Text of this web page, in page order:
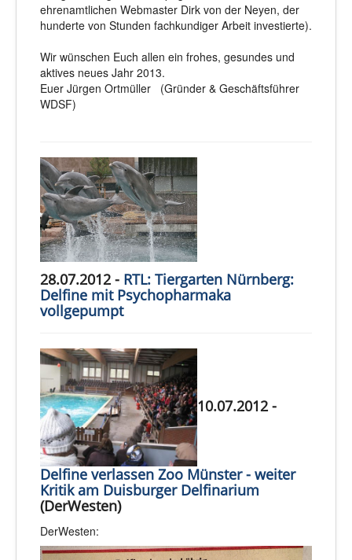
ehrenamtlichen Webmaster Dirk von der Neyen, der
hunderte von Stunden fachkundiger Arbeit investierte).
Wir wünschen Euch allen ein frohes, gesundes und
aktives neues Jahr 2013.
Euer Jürgen Ortmüller (Gründer & Geschäftsführer
WDSF)
28.07.2012 - RTL: Tiergarten Nürnberg:
Delfine mit Psychopharmaka
vollgepumpt
10.07.2012 -
Delfine verlassen Zoo Münster - weiter
Kritik am Duisburger Delfinarium
(DerWesten)
DerWesten: